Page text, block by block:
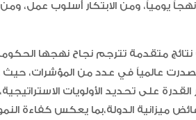
يومياً، ومن الابتكار أسلوب عمل، ومن
متقدمة تترجم نجاح نهجها
عالمياً في عدد من المؤشرات، حيث
القدرة على تحديد الأولويات
ميزانية الدولة،بما يعكس كفاءة